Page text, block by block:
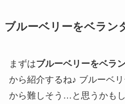
ブルーベリーをベラン
まずはブルーベリーをベラ
から紹介するね♪ ブルーベ
から難しそう…と思うかも